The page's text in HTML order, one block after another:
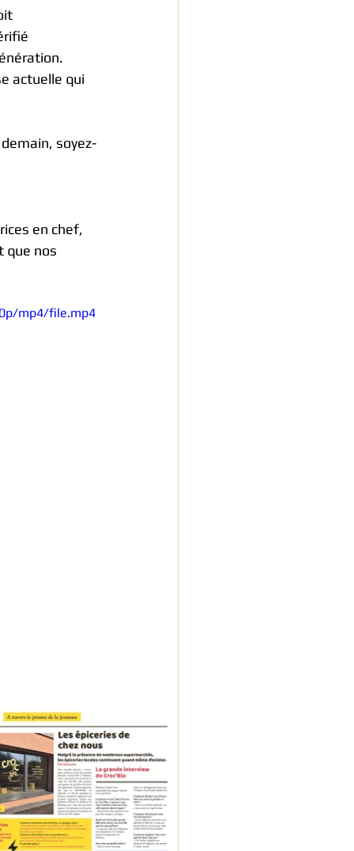
actuelle qui
soyez-
en chef,
que nos
mp4/file.mp4